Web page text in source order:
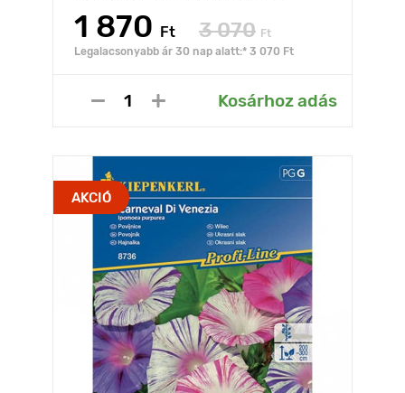
1 870 Ft 3 070 Ft
Legalacsonyabb ár 30 nap alatt:* 3 070 Ft
Kosárhoz adás
AKCIÓ